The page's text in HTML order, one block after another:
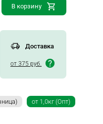
В корзину
Доставка
от 375 руб.
от 1,0кг (Опт)